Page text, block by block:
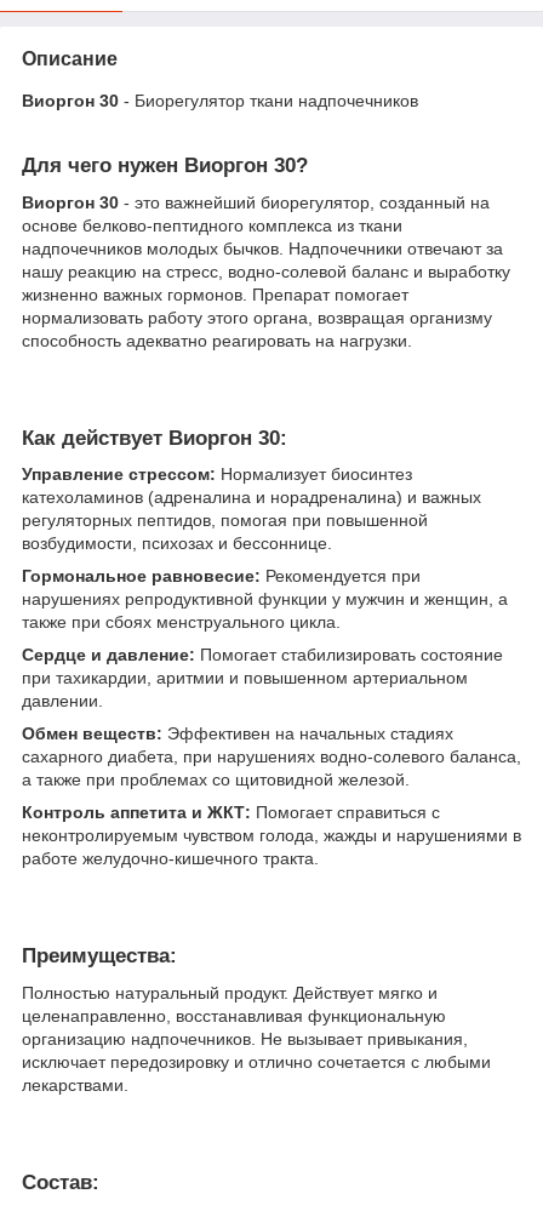
Описание
Виоргон 30 - Биорегулятор ткани надпочечников
Для чего нужен Виоргон 30?
​Виоргон 30 - это важнейший биорегулятор, созданный на
основе белково-пептидного комплекса из ткани
надпочечников молодых бычков. Надпочечники отвечают за
нашу реакцию на стресс, водно-солевой баланс и выработку
жизненно важных гормонов. Препарат помогает
нормализовать работу этого органа, возвращая организму
способность адекватно реагировать на нагрузки.
Как действует Виоргон 30:
Управление стрессом: Нормализует биосинтез
катехоламинов (адреналина и норадреналина) и важных
регуляторных пептидов, помогая при повышенной
возбудимости, психозах и бессоннице.
Гормональное равновесие: Рекомендуется при
нарушениях репродуктивной функции у мужчин и женщин, а
также при сбоях менструального цикла.
Сердце и давление: Помогает стабилизировать состояние
при тахикардии, аритмии и повышенном артериальном
давлении.
Обмен веществ: Эффективен на начальных стадиях
сахарного диабета, при нарушениях водно-солевого баланса,
а также при проблемах со щитовидной железой.
Контроль аппетита и ЖКТ: Помогает справиться с
неконтролируемым чувством голода, жажды и нарушениями в
работе желудочно-кишечного тракта.
Преимущества:
Полностью натуральный продукт. Действует мягко и
целенаправленно, восстанавливая функциональную
организацию надпочечников. Не вызывает привыкания,
исключает передозировку и отлично сочетается с любыми
лекарствами.
Состав: